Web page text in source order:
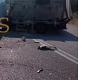
με φορτηγό –
έκρυβε τη σορό